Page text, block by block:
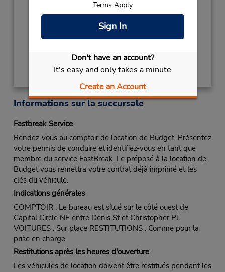
Terms Apply
Sign In
Don't have an account?
It's easy and only takes a minute
Create an Account
NEW YEARS DAYJanuary 1 closed
Succursale avec boîte de dépôt des clés
Informations sur la succursale
Fastbreak Service
Rendez-vous au comptoir de location de Budget. Présentez
votre permis de conduire et identifiez-vous en tant que
membre du service FastBreak. Le préposé à la location de
Budget vous remettra votre contrat déjà imprimé et les
clés du véhicule.
Indications générales
COMPTOIR : Le bureau est situé sur le côté ouest de
Capital Circle NE entre Denis St et Christopher Pl.
VOITURES : Sur place RESTITUTIONS : Comme pour la
prise en charge.
Restitutions après les heures d'ouverture
Les véhicules de location doivent être restitués pendant les